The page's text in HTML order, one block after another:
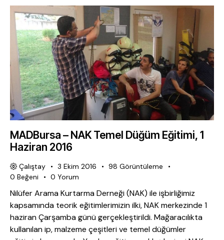
MADBursa – NAK Temel Düğüm Eğitimi, 1
Haziran 2016
Çalıştay 3 Ekim 2016 98 Görüntüleme
0 Beğeni 0 Yorum
Nilüfer Arama Kurtarma Derneği (NAK) ile işbirliğimiz
kapsamında teorik eğitimlerimizin ilki, NAK merkezinde 1
haziran Çarşamba günü gerçekleştirildi. Mağaracılıkta
kullanılan ip, malzeme çeşitleri ve temel düğümler